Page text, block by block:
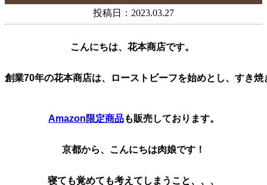
投稿日：2023.03.27
創業70年の花本商店は、ローストビーフを始めとし、すき
Amazon限定商品も販売しております。
京都から、こんにちは肉娘です！
寝ても覚めても考えてしまうこと、、、